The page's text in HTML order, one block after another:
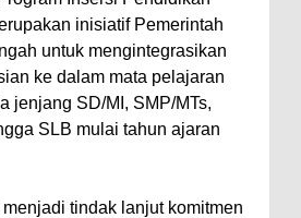
inisiatif Pemerintah
untuk mengintegrasikan
ke dalam mata pelajaran
jenjang SD/MI, SMP/MTs,
SLB mulai tahun ajaran
tindak lanjut komitmen